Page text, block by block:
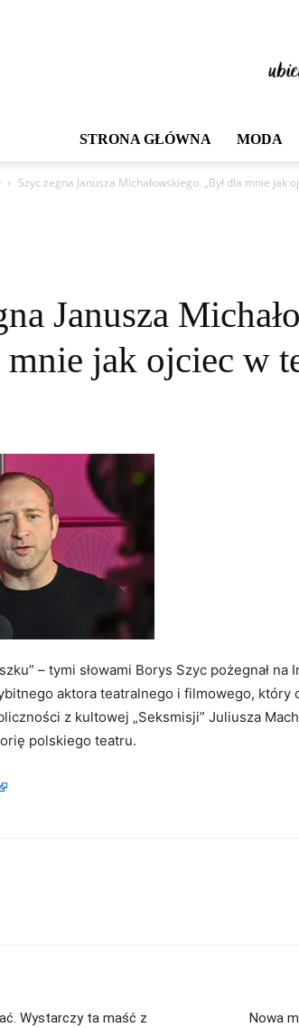
STRONA GŁÓWNA MODA
Szyc żegna Janusza Michałowskiego. „Był dla mnie jak
Janusza
mnie jak ojciec w
– tymi słowami Borys Szyc pożegnał na
aktora teatralnego i filmowego, który
z kultowej „Seksmisji” Juliusza
polskiego teatru.
Wystarczy ta maść z
Nowa